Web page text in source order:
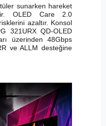
sunarken hareket
OLED Care 2.0
azaltır. Konsol
321URX QD-OLED
üzerinden 48Gbps
ve ALLM desteğine